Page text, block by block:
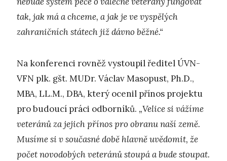
tak, jak má a chceme, a jak je ve vyspělých
zahraničních státech již dávno běžné.“
Na konferenci rovněž vystoupil ředitel ÚVN-
VFN plk. gšt. MUDr. Václav Masopust, Ph.D.,
MBA, LL.M., DBA, který ocenil přínos projektu
pro budoucí práci odborníků. „Velice si vážíme
veteránů za jejich přínos pro obranu naší země.
Musíme si v současné době hlavně uvědomit, že
počet novodobých veteránů stoupá a bude stoupat.